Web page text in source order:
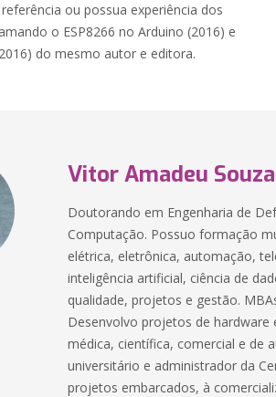
ou possua experiência dos
o ESP8266 no Arduino (2016) e
do mesmo autor e editora.
Vitor Amadeu Souza
Doutorando em Engenharia de
Computação. Possuo formação
elétrica, eletrônica, automação,
inteligência artificial, ciência de
qualidade, projetos e gestão.
Desenvolvo projetos de
médica, científica, comercial e de
universitário e administrador da
projetos embarcados, à